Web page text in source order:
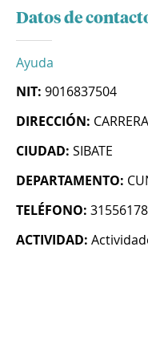
Datos de
Ayuda
NIT: 9016837504
DIRECCIÓN:
CIUDAD: SIBATE
DEPARTAMENTO:
TELÉFONO:
ACTIVIDAD: